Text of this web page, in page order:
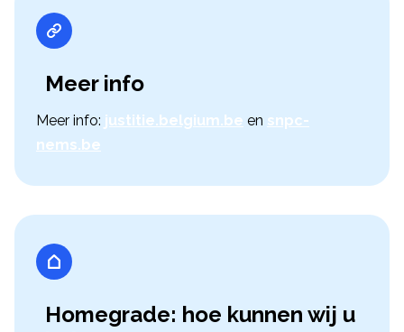
Meer info
Meer info: justitie.belgium.be en snpc-
nems.be
Homegrade: hoe kunnen wij u